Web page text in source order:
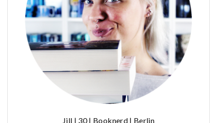
Jill | 30 | Booknerd | Berlin